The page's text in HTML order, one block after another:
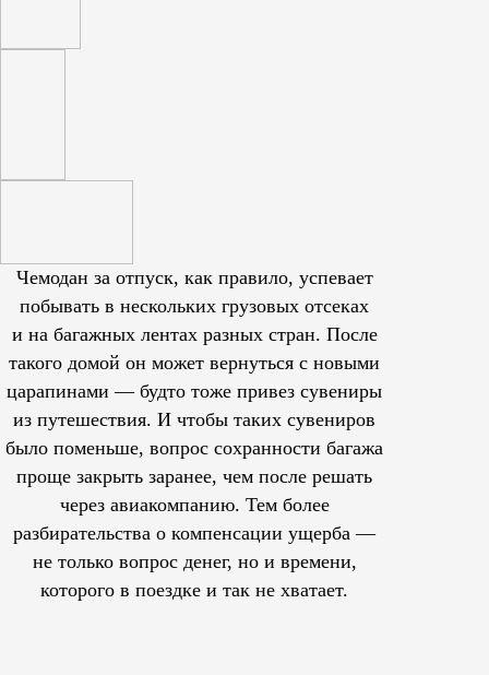
Чемодан за отпуск, как правило, успевает
побывать в нескольких грузовых отсеках
и на багажных лентах разных стран. После
такого домой он может вернуться с новыми
царапинами — будто тоже привез сувениры
из путешествия. И чтобы таких сувениров
было поменьше, вопрос сохранности багажа
проще закрыть заранее, чем после решать
через авиакомпанию. Тем более
разбирательства о компенсации ущерба —
не только вопрос денег, но и времени,
которого в поездке и так не хватает.